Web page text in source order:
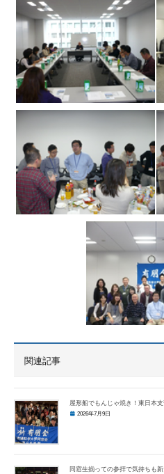
関連記事
屋形船でもんじゃ焼き！東日本
2026年7月9日
同窓生揃っての参拝で気持ちも